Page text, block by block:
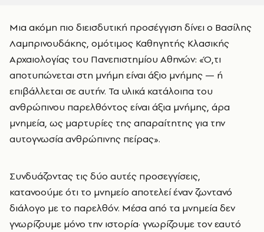
Μια ακόμη πιο διεισδυτική προσέγγιση δίνει ο Βασίλης
Λαμπρινουδάκης, ομότιμος Καθηγητής Κλασικής
Αρχαιολογίας του Πανεπιστημίου Αθηνών: «Ό,τι
αποτυπώνεται στη μνήμη είναι άξιο μνήμης — ή
επιβάλλεται σε αυτήν. Τα υλικά κατάλοιπα του
ανθρώπινου παρελθόντος είναι άξια μνήμης, άρα
μνημεία, ως μαρτυρίες της απαραίτητης για την
αυτογνωσία ανθρώπινης πείρας».
Συνδυάζοντας τις δύο αυτές προσεγγίσεις,
κατανοούμε ότι το μνημείο αποτελεί έναν ζωντανό
διάλογο με το παρελθόν. Μέσα από τα μνημεία δεν
γνωρίζουμε μόνο την ιστορία· γνωρίζουμε τον εαυτό